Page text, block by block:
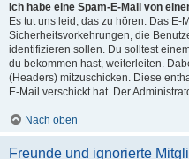
Ich habe eine Spam-E-Mail von
Es tut uns leid, das zu hören. Das
Sicherheitsvorkehrungen, die
identifizieren sollen. Du solltest
du bekommen hast, weiterleiten.
(Headers) mitzuschicken. Diese
E-Mail verschickt hat. Der
Nach oben
Freunde und ignorierte